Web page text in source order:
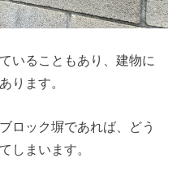
いることもあり、建物に
ります。
ロック塀であれば、どう
しまいます。